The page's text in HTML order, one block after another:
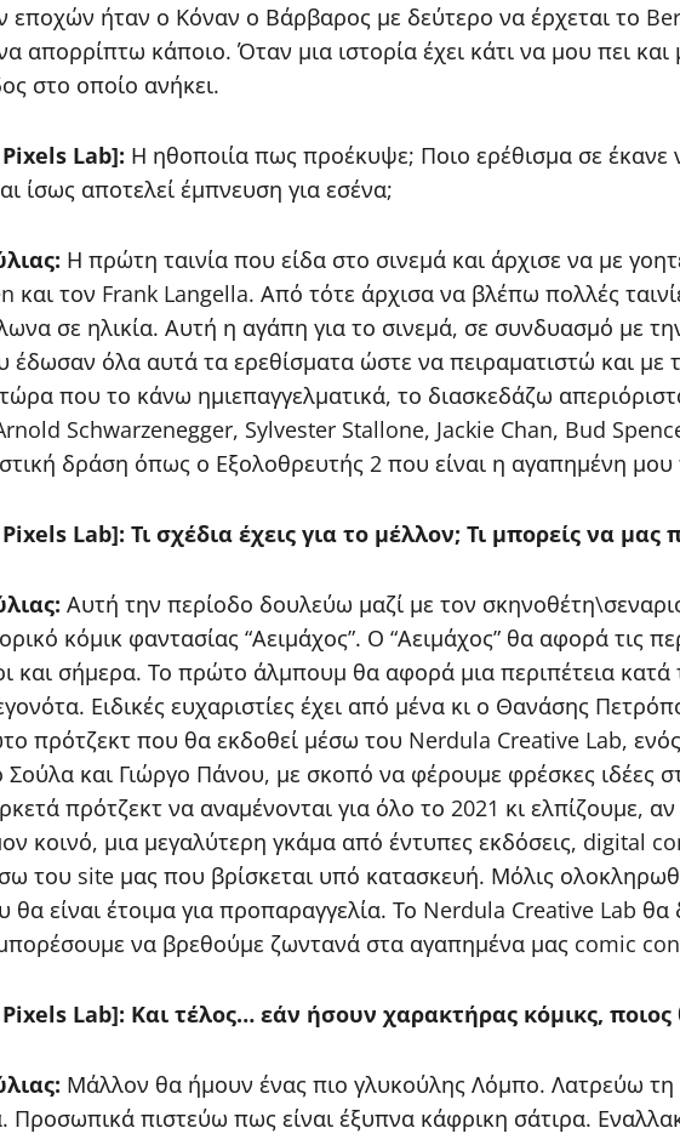
εποχών ήταν ο Κόναν ο Βάρβαρος με δεύτερο να έρχεται το
απορρίπτω κάποιο. Όταν μια ιστορία έχει κάτι να μου πει
στο οποίο ανήκει.
Lab]: Η ηθοποιία πως προέκυψε; Ποιο ερέθισμα σε έκανε
ίσως αποτελεί έμπνευση για εσένα;
Η πρώτη ταινία που είδα στο σινεμά και άρχισε να με
και τον Frank Langella. Από τότε άρχισα να βλέπω πολλές
σε ηλικία. Αυτή η αγάπη για το σινεμά, σε συνδυασμό με
όλα αυτά τα ερεθίσματα ώστε να πειραματιστώ και με
που το κάνω ημιεπαγγελματικά, το διασκεδάζω
Schwarzenegger, Sylvester Stallone, Jackie Chan, Bud
δράση όπως ο Εξολοθρευτής 2 που είναι η αγαπημένη
Lab]: Τι σχέδια έχεις για το μέλλον; Τι μπορείς να μας
Αυτή την περίοδο δουλεύω μαζί με τον
κόμικ φαντασίας “Αειμάχος”. Ο “Αειμάχος” θα αφορά τις
και σήμερα. Το πρώτο άλμπουμ θα αφορά μια περιπέτεια κατά
Ειδικές ευχαριστίες έχει από μένα κι ο Θανάσης
πρότζεκτ που θα εκδοθεί μέσω του Nerdula Creative Lab,
και Γιώργο Πάνου, με σκοπό να φέρουμε φρέσκες ιδέες
πρότζεκτ να αναμένονται για όλο το 2021 κι
κοινό, μια μεγαλύτερη γκάμα από έντυπες εκδόσεις, digital
του site μας που βρίσκεται υπό κατασκευή. Μόλις
είναι έτοιμα για προπαραγγελία. Το Nerdula Creative Lab
να βρεθούμε ζωντανά στα αγαπημένα μας comic
Lab]: Και τέλος… εάν ήσουν χαρακτήρας κόμικς,
Μάλλον θα ήμουν ένας πιο γλυκούλης Λόμπο. Λατρεύω τη
Προσωπικά πιστεύω πως είναι έξυπνα κάφρικη σάτιρα.